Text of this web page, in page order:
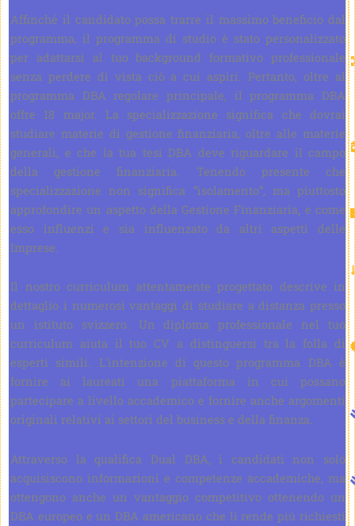
Affinché il candidato possa trarre il massimo beneficio dal
programma, il programma di studio è stato personalizzato
per adattarsi al tuo background formativo professionale
senza perdere di vista ciò a cui aspiri. Pertanto, oltre al
programma DBA regolare principale, il programma DBA
offre 18 major. La specializzazione significa che dovrai
studiare materie di gestione finanziaria, oltre alle materie
generali, e che la tua tesi DBA deve riguardare il campo
della gestione finanziaria. Tenendo presente che
specializzazione non significa “isolamento”, ma piuttosto
approfondire un aspetto della Gestione Finanziaria, e come
esso influenzi e sia influenzato da altri aspetti delle
Imprese.
Il nostro curriculum attentamente progettato descrive in
dettaglio i numerosi vantaggi di studiare a distanza presso
un istituto svizzero. Un diploma professionale nel tuo
curriculum aiuta il tuo CV a distinguersi tra la folla di
esperti simili. L'intenzione di questo programma DBA è
fornire ai laureati una piattaforma in cui possano
partecipare a livello accademico e fornire anche argomenti
originali relativi ai settori del business e della finanza.
Attraverso la qualifica Dual DBA, i candidati non solo
acquisiscono informazioni e competenze accademiche, ma
ottengono anche un vantaggio competitivo ottenendo un
DBA europeo e un DBA americano che li rende più richiesti